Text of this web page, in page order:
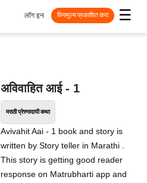
☰
लॉग इन विनामूल्य प्रकाशित करा
अविवाहित आई - 1
मराठी प्रेरणादायी कथा
Avivahit Aai - 1 book and story is
written by Story teller in Marathi .
This story is getting good reader
response on Matrubharti app and